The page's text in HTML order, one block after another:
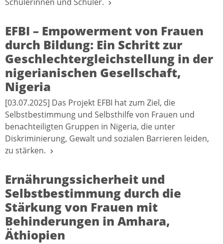
EFBI – Empowerment von Frauen
durch Bildung: Ein Schritt zur
Geschlechtergleichstellung in der
nigerianischen Gesellschaft,
Nigeria
[03.07.2025] Das Projekt EFBI hat zum Ziel, die
Selbstbestimmung und Selbsthilfe von Frauen und
benachteiligten Gruppen in Nigeria, die unter
Diskriminierung, Gewalt und sozialen Barrieren leiden,
zu stärken.
Ernährungssicherheit und
Selbstbestimmung durch die
Stärkung von Frauen mit
Behinderungen in Amhara,
Äthiopien